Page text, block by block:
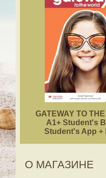
GATEWAY TO
A1+ Student's
Student's App +
О МАГАЗИНЕ